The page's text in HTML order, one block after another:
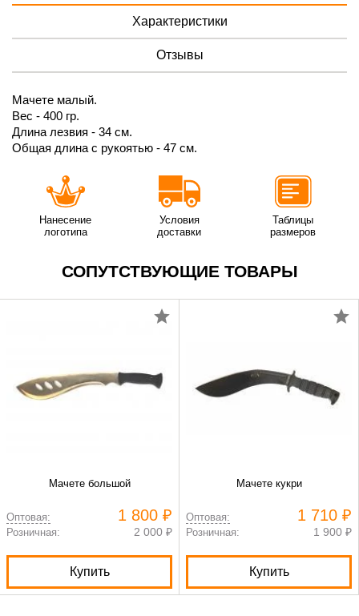
Характеристики
Отзывы
Мачете малый.
Вес - 400 гр.
Длина лезвия - 34 см.
Общая длина с рукоятью - 47 см.
Нанесение
логотипа
Условия
доставки
Таблицы
размеров
СОПУТСТВУЮЩИЕ ТОВАРЫ
Мачете большой
Оптовая: 1 800 ₽
Розничная: 2 000 ₽
Купить
Мачете кукри
Оптовая: 1 710 ₽
Розничная: 1 900 ₽
Купить